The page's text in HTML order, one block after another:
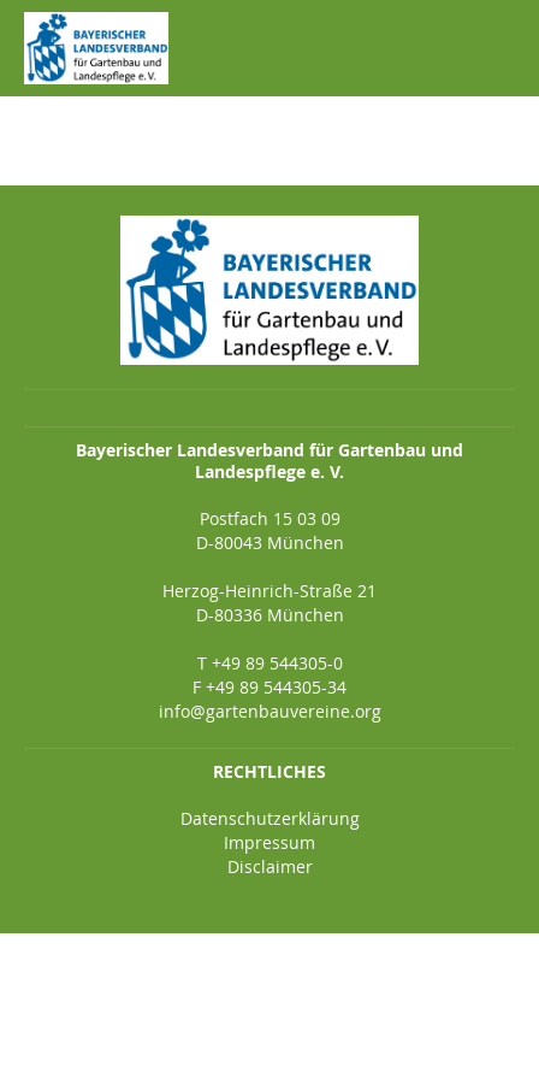
IMG_1015.JPG
Bayerischer Landesverband für Gartenbau und
Landespflege e. V.
Postfach 15 03 09
D-80043 München
Herzog-Heinrich-Straße 21
D-80336 München
T +49 89 544305-0
F +49 89 544305-34
info@gartenbauvereine.org
RECHTLICHES
Datenschutzerklärung
Impressum
Disclaimer